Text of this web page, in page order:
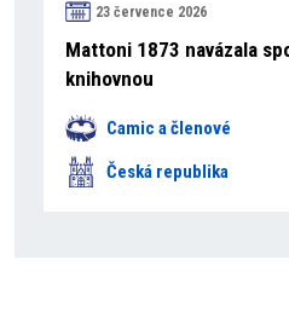
23 července 2026
Mattoni 1873 navázala
knihovnou
Camic a členové
Česká republika